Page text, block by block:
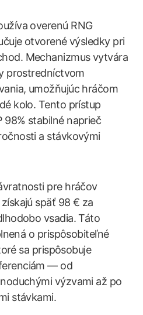
overenú RNG
otvorené výsledky pri
Mechanizmus vytvára
prostredníctvom
umožňujúc hráčom
kolo. Tento prístup
98% stabilné naprieč
a stávkovými
pre hráčov
späť 98 € za
vsadia. Táto
o prispôsobiteľné
sa prispôsobuje
— od
výzvami až po
stávkami.